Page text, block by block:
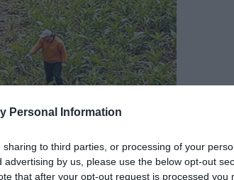
Personal Information
to third parties, or processing of your
by us, please use the below opt-out
that after your opt-out request is processed you